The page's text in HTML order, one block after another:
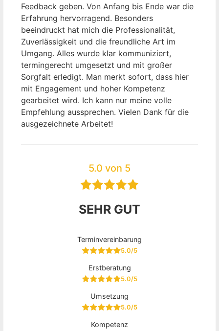
Feedback geben. Von Anfang bis Ende war die
Erfahrung hervorragend. Besonders
beeindruckt hat mich die Professionalität,
Zuverlässigkeit und die freundliche Art im
Umgang. Alles wurde klar kommuniziert,
termingerecht umgesetzt und mit großer
Sorgfalt erledigt. Man merkt sofort, dass hier
mit Engagement und hoher Kompetenz
gearbeitet wird. Ich kann nur meine volle
Empfehlung aussprechen. Vielen Dank für die
ausgezeichnete Arbeitet!
5.0 von 5
SEHR GUT
Terminvereinbarung
5.0/5
Erstberatung
5.0/5
Umsetzung
5.0/5
Kompetenz